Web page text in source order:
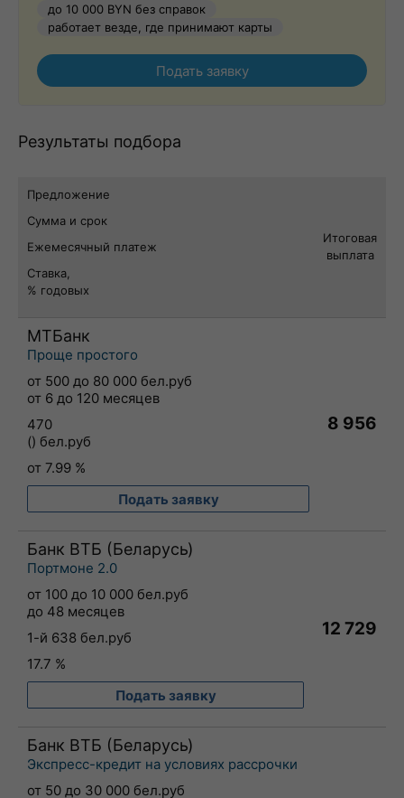
до 10 000 BYN без справок
работает везде, где принимают карты
Подать заявку
Результаты подбора
Предложение
Сумма и срок
Ежемесячный платеж
Ставка,
% годовых
Итоговая
выплата
МТБанк
Проще простого
от 500 до 80 000 бел.руб
от 6 до 120 месяцев
470
() бел.руб
от 7.99 %
Подать заявку
8 956
Банк ВТБ (Беларусь)
Портмоне 2.0
от 100 до 10 000 бел.руб
до 48 месяцев
1-й 638 бел.руб
17.7 %
Подать заявку
12 729
Банк ВТБ (Беларусь)
Экспресс-кредит на условиях рассрочки
от 50 до 30 000 бел.руб